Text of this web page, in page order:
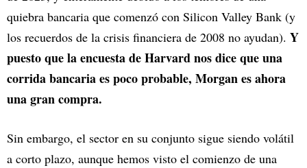
quiebra bancaria que comenzó con Silicon Valley Bank (y
los recuerdos de la crisis financiera de 2008 no ayudan). Y
puesto que la encuesta de Harvard nos dice que una
corrida bancaria es poco probable, Morgan es ahora
una gran compra.
Sin embargo, el sector en su conjunto sigue siendo volátil
a corto plazo, aunque hemos visto el comienzo de una